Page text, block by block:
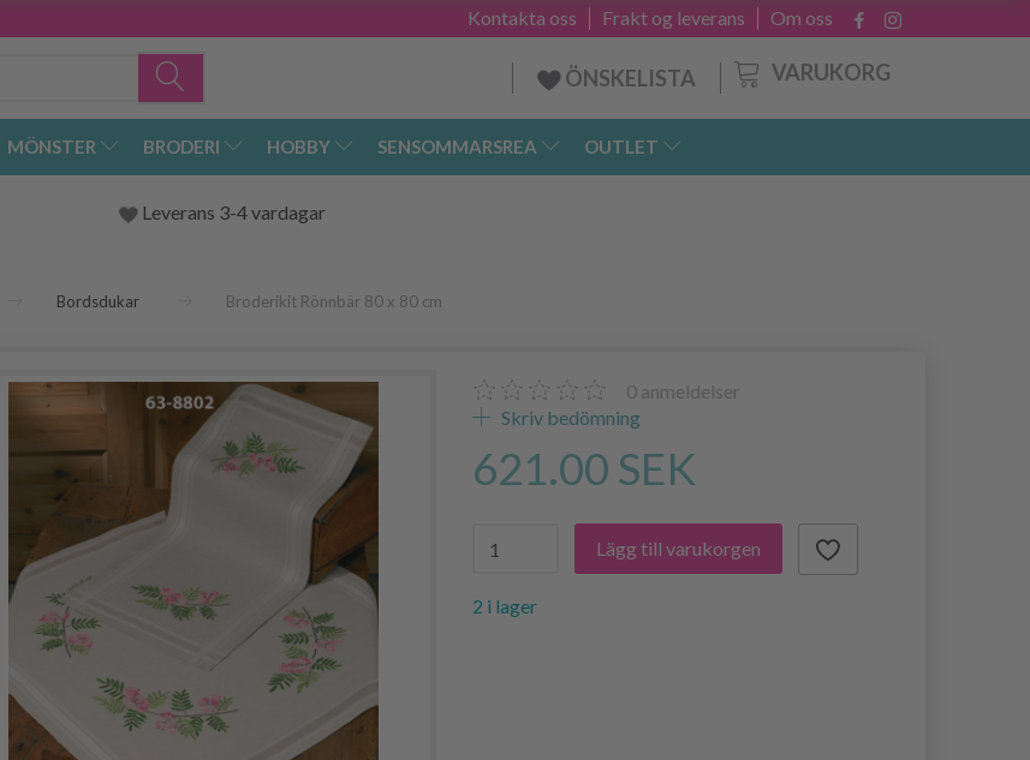
Om oss
Frakt og leverans
Kontakta oss
VARUKORG
ÖNSKELISTA
MÖNSTER BRODERI HOBBY SENSOMMARSREA OUTLET
Leverans 3-4 vardagar
Bordsdukar Broderikit Rönnbär 80 x 80 cm
0 anmeldelser
Skriv bedömning
621.00 SEK
Lägg till varukorgen
2 i lager